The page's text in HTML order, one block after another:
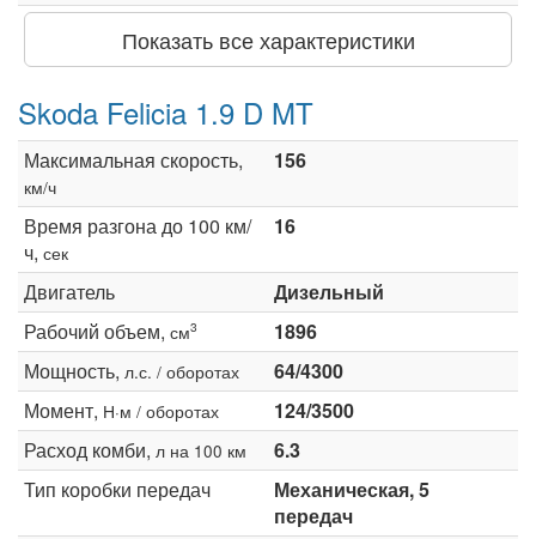
Показать все характеристики
Skoda Felicia 1.9 D MT
Максимальная скорость,
км/ч
156
Время разгона до 100 км/
ч, сек
16
Двигатель
Дизельный
Рабочий объем, см3
1896
Мощность, л.с. / оборотах
64/4300
Момент, Н·м / оборотах
124/3500
Расход комби, л на 100 км
6.3
Тип коробки передач
Механическая, 5
передач